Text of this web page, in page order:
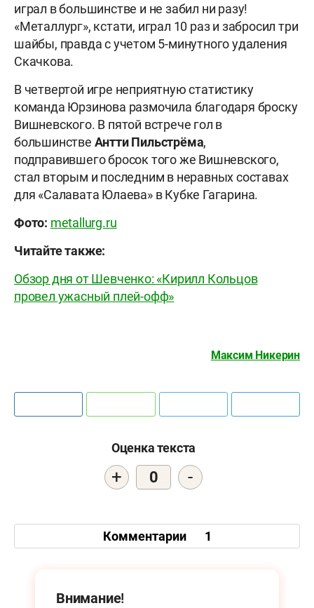
играл в большинстве и не забил ни разу!
«Металлург», кстати, играл 10 раз и забросил три
шайбы, правда с учетом 5-минутного удаления
Скачкова.
В четвертой игре неприятную статистику
команда Юрзинова размочила благодаря броску
Вишневского. В пятой встрече гол в
большинстве Антти Пильстрёма,
подправившего бросок того же Вишневского,
стал вторым и последним в неравных составах
для «Салавата Юлаева» в Кубке Гагарина.
Фото: metallurg.ru
Читайте также:
Обзор дня от Шевченко: «Кирилл Кольцов
провел ужасный плей-офф»
Максим Никерин
Оценка текста
+ 0 -
Комментарии 1
Внимание!